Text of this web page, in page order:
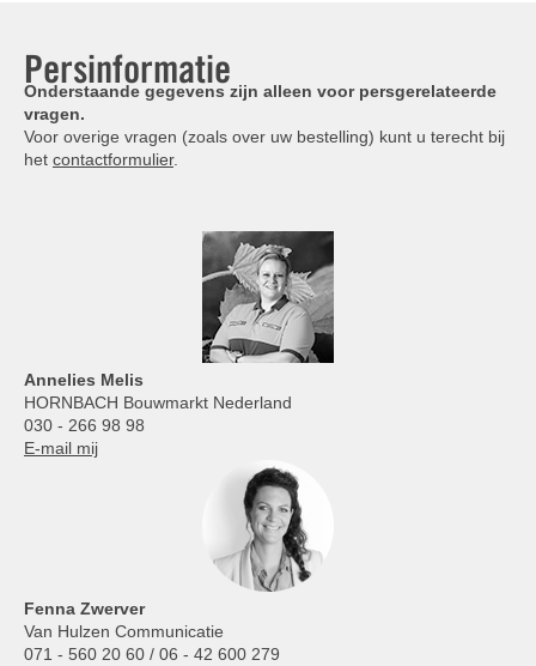
Persinformatie
Onderstaande gegevens zijn alleen voor persgerelateerde
vragen.
Voor overige vragen (zoals over uw bestelling) kunt u terecht bij
het contactformulier.
Annelies Melis
HORNBACH Bouwmarkt Nederland
030 - 266 98 98
E-mail mij
Fenna Zwerver
Van Hulzen Communicatie
071 - 560 20 60 / 06 - 42 600 279